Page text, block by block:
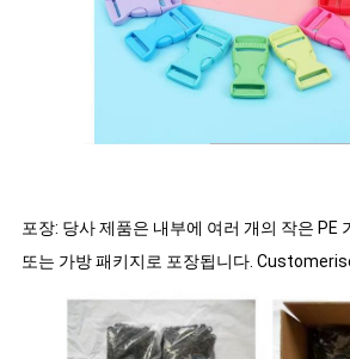
포장: 당사 제품은 내부에 여러 개의 작은 PE
또는 가방 패키지로 포장됩니다.